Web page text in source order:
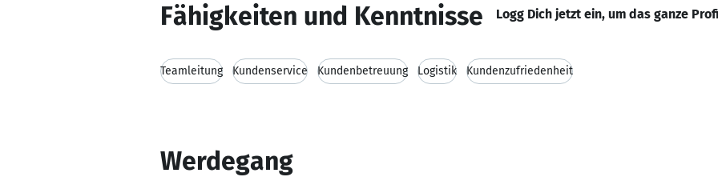
Fähigkeiten und Kenntnisse Logg Dich jetzt ein, um das ganze
Teamleitung Kundenservice Kundenbetreuung Logistik Kundenzufriedenheit
Werdegang